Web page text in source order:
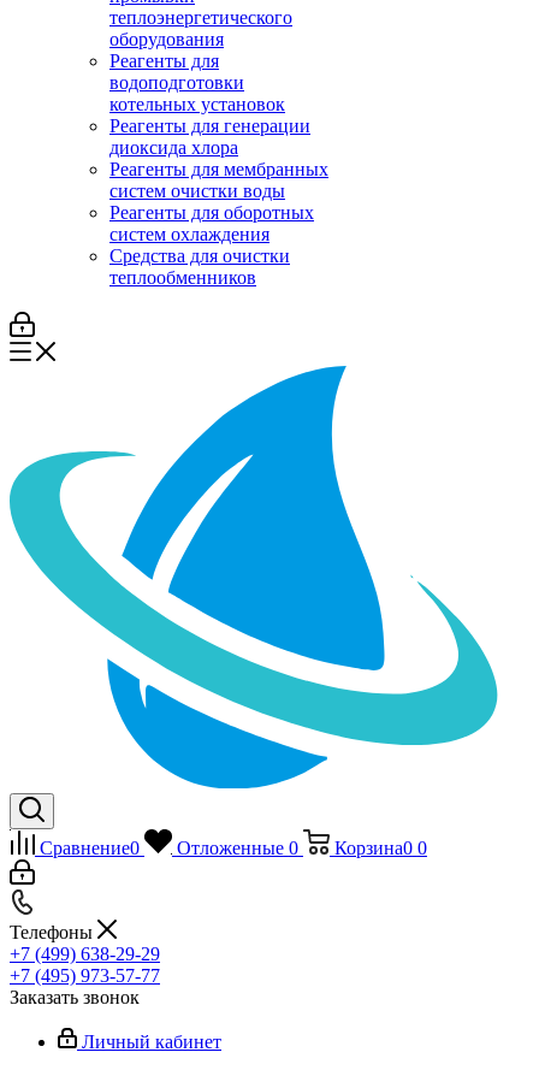
теплоэнергетического
оборудования
Реагенты для
водоподготовки
котельных установок
Реагенты для генерации
диоксида хлора
Реагенты для мембранных
систем очистки воды
Реагенты для оборотных
систем охлаждения
Средства для очистки
теплообменников
Сравнение0 Отложенные 0 Корзина0 0
Телефоны
+7 (499) 638-29-29
+7 (495) 973-57-77
Заказать звонок
Личный кабинет